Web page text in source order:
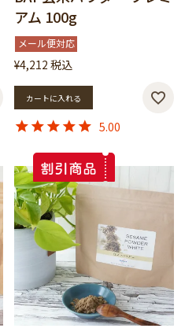
アム 100g
メール便対応
¥4,212 税込
カートに入れる
5.00